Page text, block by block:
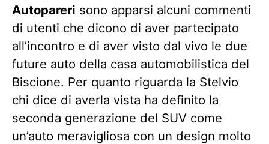
Autopareri sono apparsi alcuni commenti
di utenti che dicono di aver partecipato
all’incontro e di aver visto dal vivo le due
future auto della casa automobilistica del
Biscione. Per quanto riguarda la Stelvio
chi dice di averla vista ha definito la
seconda generazione del SUV come
un’auto meravigliosa con un design molto